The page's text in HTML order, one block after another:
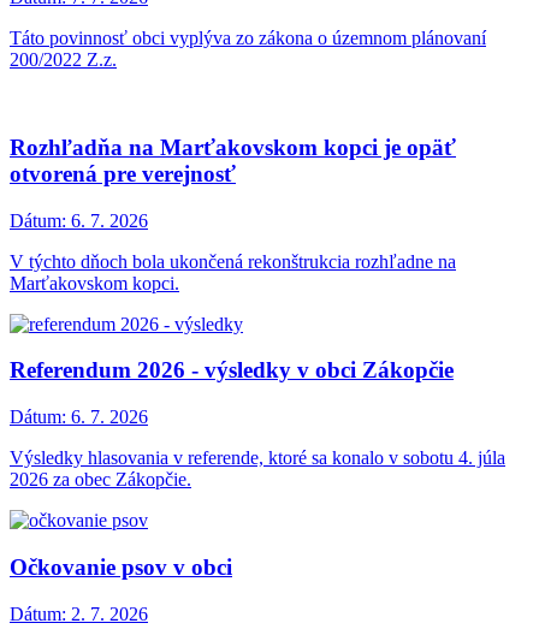
Táto povinnosť obci vyplýva zo zákona o územnom plánovaní
200/2022 Z.z.
Rozhľadňa na Marťakovskom kopci je opäť
otvorená pre verejnosť
Dátum: 6. 7. 2026
V týchto dňoch bola ukončená rekonštrukcia rozhľadne na
Marťakovskom kopci.
Referendum 2026 - výsledky v obci Zákopčie
Dátum: 6. 7. 2026
Výsledky hlasovania v referende, ktoré sa konalo v sobotu 4. júla
2026 za obec Zákopčie.
Očkovanie psov v obci
Dátum: 2. 7. 2026